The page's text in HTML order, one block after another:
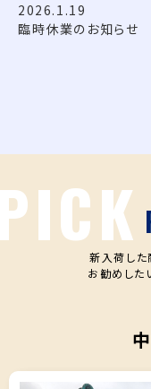
2026.1.19
臨時休業のお知らせ
新入荷した
お勧めした